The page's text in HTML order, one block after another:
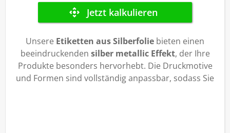
Unsere Etiketten aus Silberfolie bieten einen
beeindruckenden silber metallic Effekt, der Ihre
Produkte besonders hervorhebt. Die Druckmotive
und Formen sind vollständig anpassbar, sodass Sie